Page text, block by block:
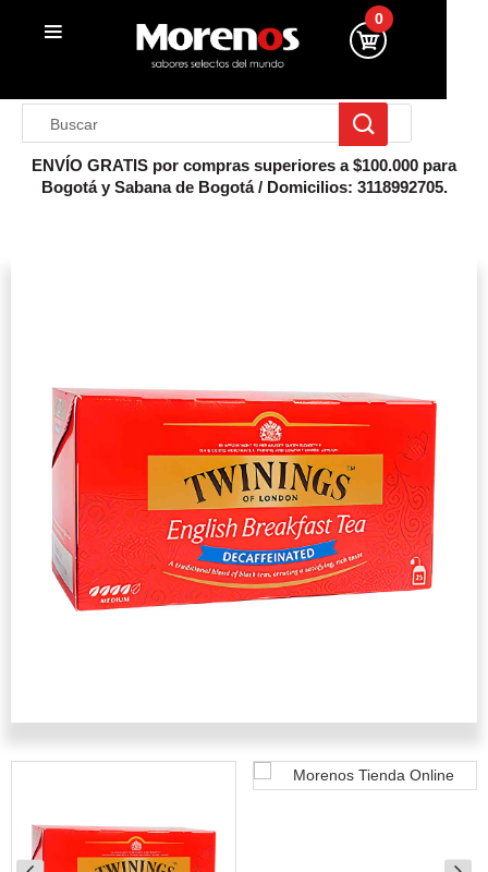
0
ENVÍO GRATIS por compras superiores a $100.000 para
Bogotá y Sabana de Bogotá / Domicilios: 3118992705.